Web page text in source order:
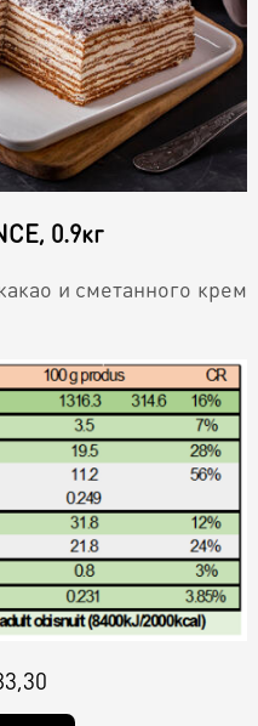
Десерт
0.9кг
и сметанного крем